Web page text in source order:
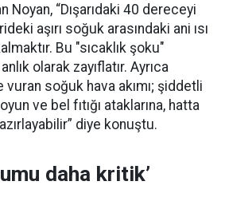
Noyan, “Dışarıdaki 40 dereceyi
aşırı soğuk arasındaki ani ısı
Bu "sıcaklık şoku"
olarak zayıflatır. Ayrıca
soğuk hava akımı; şiddetli
ve bel fıtığı ataklarına, hatta
diye konuştu.
daha kritik’